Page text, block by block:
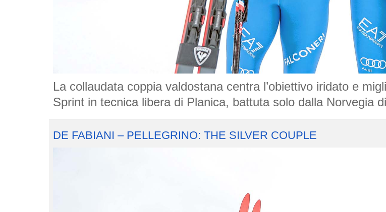
La collaudata coppia valdostana centra l’obiettivo iridato e
Sprint in tecnica libera di Planica, battuta solo dalla Norvegia
DE FABIANI – PELLEGRINO: THE SILVER COUPLE